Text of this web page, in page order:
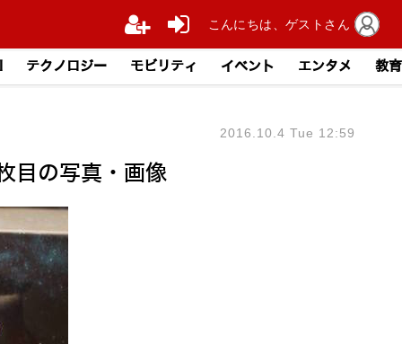
テクノロジー モビリティ イベント エンタメ 教育
目の写真・画像
2016.10.4 Tue 12:59
こんにちは、ゲストさん